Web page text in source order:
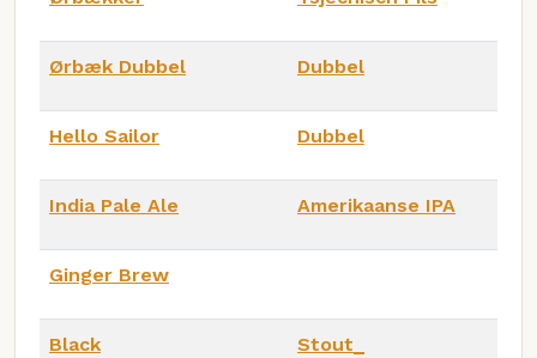
Ørbæk Dubbel Dubbel
Hello Sailor Dubbel
India Pale Ale Amerikaanse IPA
Ginger Brew
Black Stout_